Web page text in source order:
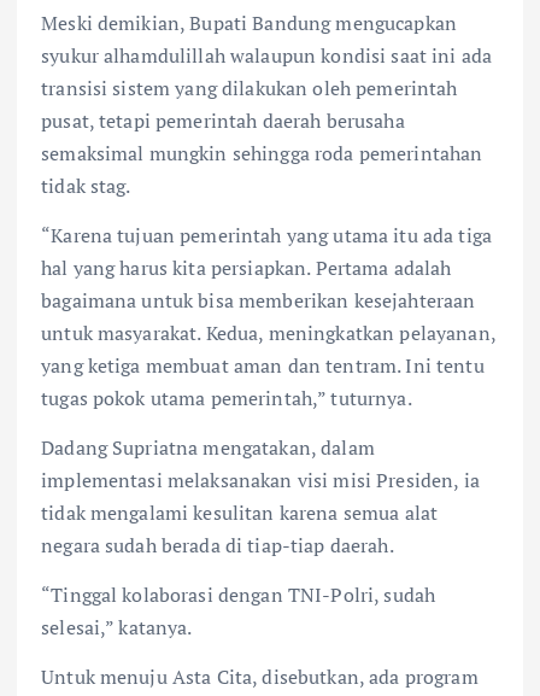
Meski demikian, Bupati Bandung mengucapkan
syukur alhamdulillah walaupun kondisi saat ini ada
transisi sistem yang dilakukan oleh pemerintah
pusat, tetapi pemerintah daerah berusaha
semaksimal mungkin sehingga roda pemerintahan
tidak stag.
“Karena tujuan pemerintah yang utama itu ada tiga
hal yang harus kita persiapkan. Pertama adalah
bagaimana untuk bisa memberikan kesejahteraan
untuk masyarakat. Kedua, meningkatkan pelayanan,
yang ketiga membuat aman dan tentram. Ini tentu
tugas pokok utama pemerintah,” tuturnya.
Dadang Supriatna mengatakan, dalam
implementasi melaksanakan visi misi Presiden, ia
tidak mengalami kesulitan karena semua alat
negara sudah berada di tiap-tiap daerah.
“Tinggal kolaborasi dengan TNI-Polri, sudah
selesai,” katanya.
Untuk menuju Asta Cita, disebutkan, ada program